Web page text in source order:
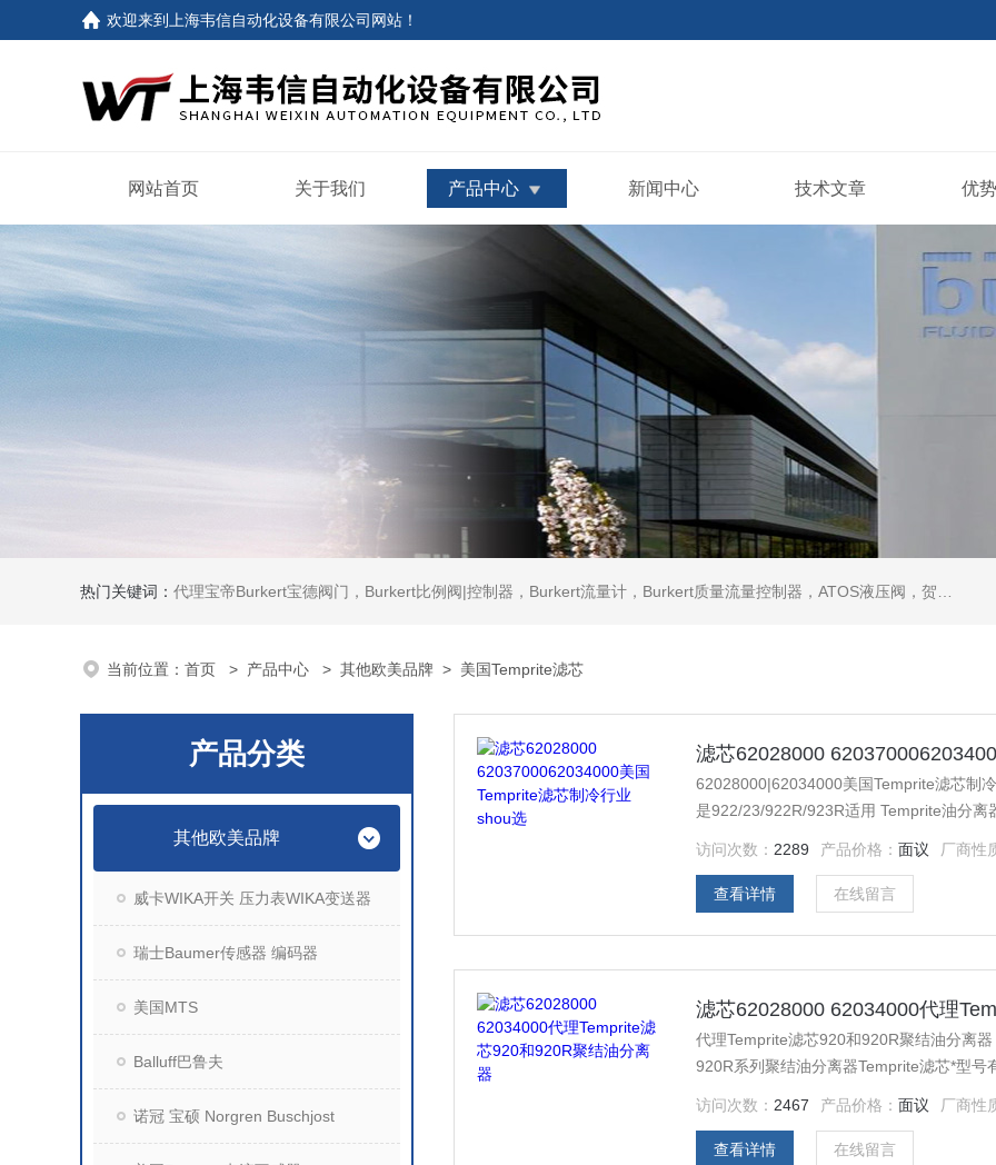
欢迎来到 上海韦信自动化设备有限公司网站 ！
网站首页 关于我们 产品中心 新闻中心 技术文章 优
热门关键词： 代理宝帝Burkert宝德阀门，Burkert比例阀|控制器，Burkert流量计，Burkert质量流量控制器，ATOS液压阀，贺德克HYDAC传感器，ASCO电磁阀，ASCO阀门，REXROTH力士乐阀泵，安沃驰Aventics电磁阀|气缸，Samson萨姆森定位器
当前位置： 首页 > 产品中心 > 其他欧美品牌 > 美国Temprite滤芯
产品分类
其他欧美品牌
威卡WIKA开关 压力表WIKA变送器
瑞士Baumer传感器 编码器
美国MTS
Balluff巴鲁夫
诺冠 宝硕 Norgren Buschjost
滤芯62028000
62028000|62034000美国Temprite滤芯制
是922/23/922R/923R适用 Temprite油分离
访问次数： 2289 产品价格：面议 厂商性
查看详情 在线留言
滤芯62028000 62034000代理
代理Temprite滤芯920和920R聚结油分离
920R系列聚结油分离器Temprite滤芯*型号
访问次数： 2467 产品价格：面议 厂商性
查看详情 在线留言